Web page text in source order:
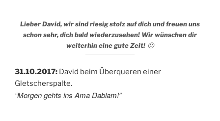
Lieber David, wir sind riesig stolz auf dich und freuen uns
schon sehr, dich bald wiederzusehen! Wir wünschen dir
weiterhin eine gute Zeit! 🙂
31.10.2017: David beim Überqueren einer
Gletscherspalte.
“Morgen gehts ins Ama Dablam!”